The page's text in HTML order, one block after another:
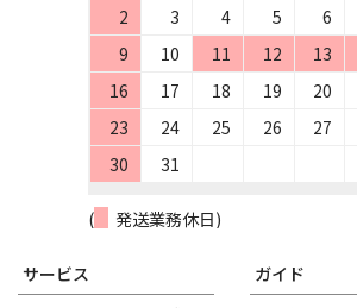
2
3 4 5 6
9
10 11 12 13
16
17 18 19 20
23
24 25 26 27
30
31
( 発送業務休日)
サービス ガイド